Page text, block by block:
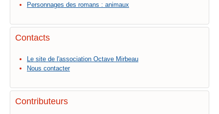
Personnages des romans : animaux
Contacts
Le site de l'association Octave Mirbeau
Nous contacter
Contributeurs